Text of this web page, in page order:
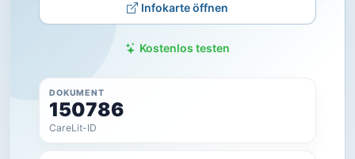
Infokarte öffnen
Kostenlos testen
DOKUMENT
150786
CareLit-ID